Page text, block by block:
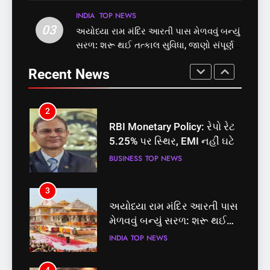
2
RBI Monetary Policy: રેપો રેટ
5.25% પર સ્થિર, EMI નહીં ઘટે
3
અયોધ્યા રામ મંદિર આરતી પાસ
મેળવવું બન્યું સરળ: શરૂ થઈ
તત્કાલ સુવિધા, જાણો સંપૂર્ણ
INDIA TOP NEWS
4
‘ગજિની’ અને ‘લગાન’ ફેમ
અભિનેતા પ્રદીપ રાવતનું 74
વર્ષની વયે નિધન, બ્લડ કેન્સર
ENTERTAINMENT
03
INDIA TOP NEWS
અયોધ્યા રામ મંદિર આરતી પાસ મેળવવું બન્યું
સરળ: શરૂ થઈ તત્કાલ સુવિધા, જાણો સંપૂર્ણ
Recent News
1
સમાજવાદી પાર્ટીએ અયોધ્યા
બેઠક પરથી પવન પાંડેને 2027
માટે બનાવાયા ઉમેદવાર
2
RBI Monetary Policy: રેપો રેટ
5.25% પર સ્થિર, EMI નહીં ઘટે
BUSINESS TOP NEWS
3
અયોધ્યા રામ મંદિર આરતી પાસ
મેળવવું બન્યું સરળ: શરૂ થઈ
તત્કાલ સુવિધા, જાણો સંપૂર્ણ
INDIA TOP NEWS